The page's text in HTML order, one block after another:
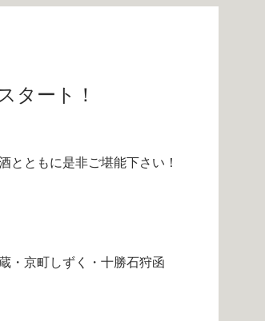
タート！
とともに是非ご堪能下さい！
・京町しずく・十勝石狩函